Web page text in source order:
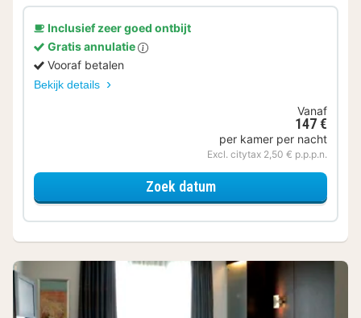
Inclusief zeer goed ontbijt
Gratis annulatie
Vooraf betalen
Bekijk details
Vanaf
147 €
per kamer per nacht
Excl. citytax 2,50 € p.p.p.n.
Zoek datumvoor Standaard 2